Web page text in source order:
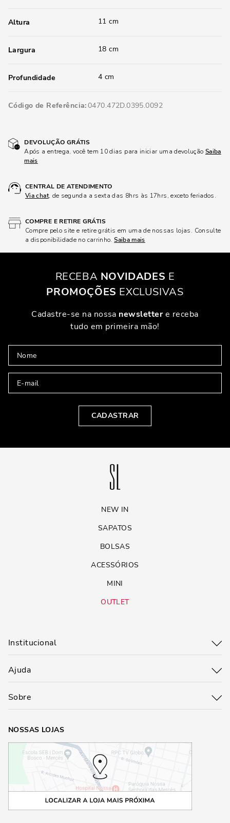
Altura 11 cm
Largura 18 cm
Profundidade 4 cm
Código de Referência 0470.472D.0395.0092
DEVOLUÇÃO GRÁTIS
Após a entrega, você tem 10 dias para iniciar uma devolução Saiba
mais
CENTRAL DE ATENDIMENTO
Via chat, de segunda a sexta das 8hrs às 17hrs, exceto feriados.
COMPRE E RETIRE GRÁTIS
Compre pelo site e retire grátis em uma de nossas lojas. Consulte
a disponibilidade no carrinho.Saiba mais
RECEBA NOVIDADES E
PROMOÇÕES EXCLUSIVAS
Cadastre-se na nossa newslettere receba
tudo em primeira mão!
CADASTRAR
NEW IN
SAPATOS
BOLSAS
ACESSÓRIOS
MINI
OUTLET
Institucional
Ajuda
Sobre
NOSSAS LOJAS